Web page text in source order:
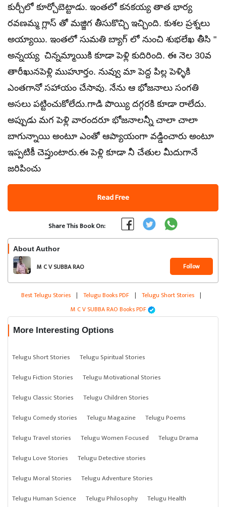
కుర్చీలో కూర్చోబెట్టాడు. ఇంతలో కనకయ్య తాత భార్య
రవణమ్మ గ్లాస్ తో మజ్జిగ తీసుకొచ్చి ఇచ్చింది. కుశల ప్రశ్నలు
అయ్యాయి. ఇంతలో సుమతి బ్యాగ్ లో నుంచి శుభలేఖ తీసి "
అన్నయ్య చిన్నమ్మాయికి కూడా పెళ్లి కుదిరింది. ఈ నెల 30వ
తారీఖునపెళ్లి ముహూర్తం. నువ్వు మా పెద్ద పిల్ల పెళ్ళికి
ఎంతగానో సహాయం చేసావు. నేను ఆ భోజనాలు సంగతి
అసలు పట్టించుకోలేదు.గాడి పొయ్యి దగ్గరకి కూడా రాలేదు.
అప్పుడు మగ పెళ్లి వారందరూ భోజనాలన్నీ చాలా చాలా
బాగున్నాయి అంటూ ఎంతో ఆప్యాయంగా వడ్డించారు అంటూ
ఇప్పటికీ చెప్తుంటారు.ఈ పెళ్లి కూడా నీ చేతుల మీదుగానే
జరిపించు
Read Free
Share This Book On:
About Author
M C V SUBBA RAO Follow
Best Telugu Stories | Telugu Books PDF | Telugu Short Stories |
M C V SUBBA RAO Books PDF
More Interesting Options
Telugu Short Stories
Telugu Spiritual Stories
Telugu Fiction Stories
Telugu Motivational Stories
Telugu Classic Stories
Telugu Children Stories
Telugu Comedy stories
Telugu Magazine
Telugu Poems
Telugu Travel stories
Telugu Women Focused
Telugu Drama
Telugu Love Stories
Telugu Detective stories
Telugu Moral Stories
Telugu Adventure Stories
Telugu Human Science
Telugu Philosophy Telugu Health